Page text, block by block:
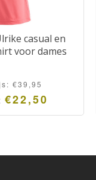
casual en
voor dames
€39,95
€22,50